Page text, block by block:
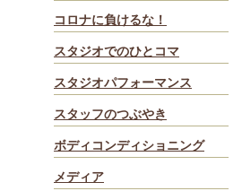
コロナに負けるな！
スタジオでのひとコマ
スタジオパフォーマンス
スタッフのつぶやき
ボディコンディショニング
メディア